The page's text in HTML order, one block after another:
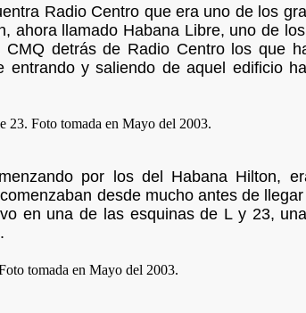
Radio Centro que era uno de los
ahora llamado Habana Libre, uno de
detrás de Radio Centro los que
entrando y saliendo de aquel edificio
por los del Habana Hilton,
desde mucho antes de
en una de las esquinas de L y 23,